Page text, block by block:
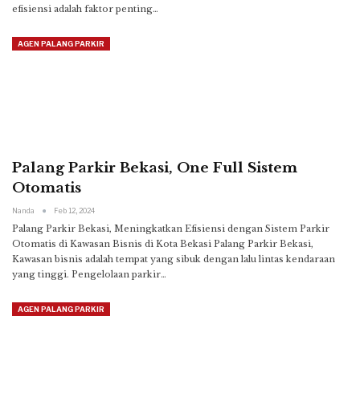
efisiensi adalah faktor penting…
AGEN PALANG PARKIR
Palang Parkir Bekasi, One Full Sistem
Otomatis
Nanda Feb 12, 2024
Palang Parkir Bekasi, Meningkatkan Efisiensi dengan Sistem Parkir
Otomatis di Kawasan Bisnis di Kota Bekasi Palang Parkir Bekasi,
Kawasan bisnis adalah tempat yang sibuk dengan lalu lintas kendaraan
yang tinggi. Pengelolaan parkir…
AGEN PALANG PARKIR